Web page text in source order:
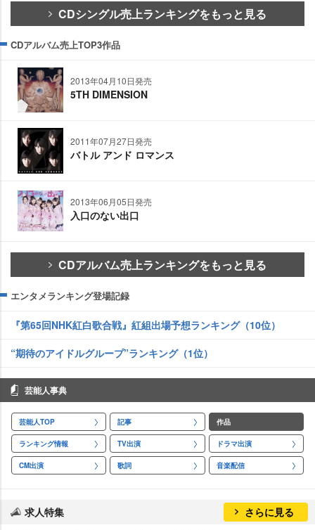
CDシングル売上ランキングをもっと見る
CDアルバム売上TOP3作品
2013年04月10日発売
5TH DIMENSION
2011年07月27日発売
バトル アンド ロマンス
2013年06月05日発売
入口のない出口
CDアルバム売上ランキングをもっと見る
エンタメランキング登場記録
『第65回NHK紅白歌合戦』紅組出場予想ランキング（10位）
“期待のアイドルグループ”ランキング（1位）
芸能人事典
芸能人TOP 記事 作品
ランキング情報 TV出演 ドラマ出演
CM出演 歌詞 音楽配信
求人特集 さらに見る